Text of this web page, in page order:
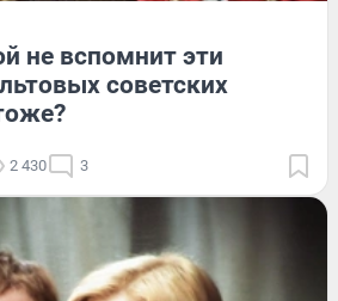
не вспомнит эти
советских
2 430 3